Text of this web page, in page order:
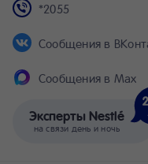
Эксперты Nestlé
на связи день и ночь
*2055
Сообщения в
Сообщения в Max